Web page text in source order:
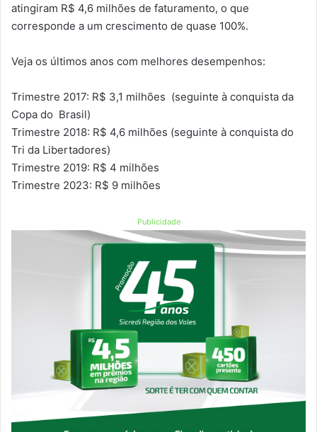
atingiram R$ 4,6 milhões de faturamento, o que
corresponde a um crescimento de quase 100%.
Veja os últimos anos com melhores desempenhos:
Trimestre 2017: R$ 3,1 milhões (seguinte à conquista da
Copa do Brasil)
Trimestre 2018: R$ 4,6 milhões (seguinte à conquista do
Tri da Libertadores)
Trimestre 2019: R$ 4 milhões
Trimestre 2023: R$ 9 milhões
Publicidade